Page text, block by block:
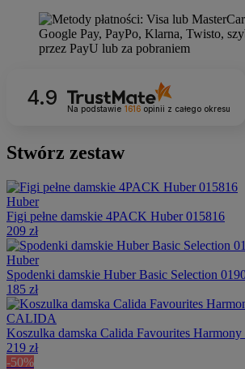
4.9
Na podstawie 1616opinii z całego okresu
Stwórz zestaw
Huber
Figi pełne damskie 4PACK Huber 015816
209 zł
Huber
Spodenki damskie Huber Basic Selection
185 zł
CALIDA
Koszulka damska Calida Favourites Harmony
219 zł
-50%